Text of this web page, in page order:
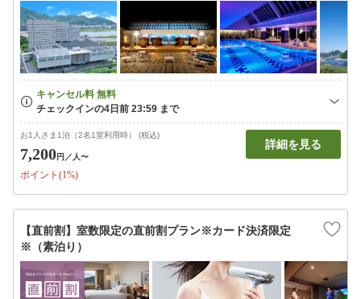
お1人さま1泊（2名1室利用時） (税込)
7,200円 ／人〜
ポイント(1%)
詳細を見る
【直前割】室数限定の直前割プラン※カード決済限定
※（素泊り）